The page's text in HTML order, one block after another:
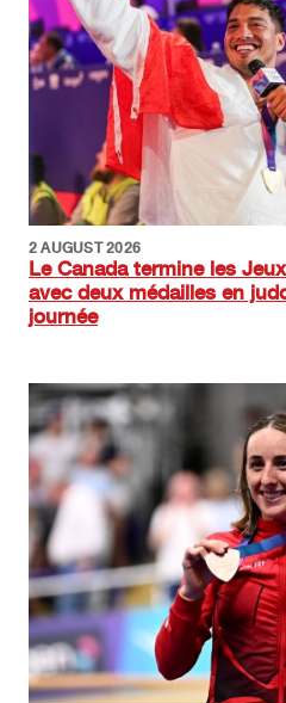
2 AUGUST 2026
Le Canada termine les
avec deux médailles en
journée
Image